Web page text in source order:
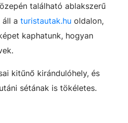
található ablakszerű
a turistautak.hu oldalon,
kaphatunk, hogyan
kitűnő kirándulóhely, és
sétának is tökéletes.